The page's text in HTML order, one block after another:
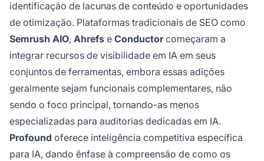
identificação de lacunas de conteúdo e oportunidades
de otimização. Plataformas tradicionais de SEO como
Semrush AIO, Ahrefs e Conductorcomeçaram a
integrar recursos de visibilidade em IA em seus
conjuntos de ferramentas, embora essas adições
geralmente sejam funcionais complementares, não
sendo o foco principal, tornando-as menos
especializadas para auditorias dedicadas em IA.
Profound oferece inteligência competitiva específica
para IA, dando ênfase à compreensão de como os